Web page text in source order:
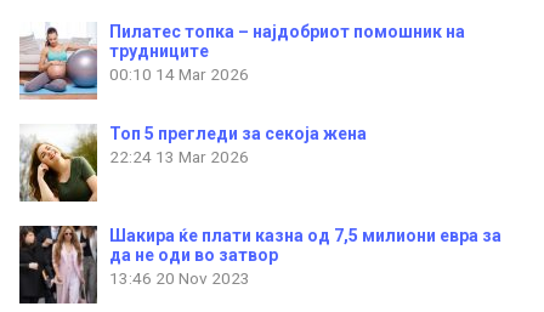
Пилатес топка – најдобриот помошник на
трудниците
00:10 14 Mar 2026
Топ 5 прегледи за секоја жена
22:24 13 Mar 2026
Шакира ќе плати казна од 7,5 милиони евра за
да не оди во затвор
13:46 20 Nov 2023